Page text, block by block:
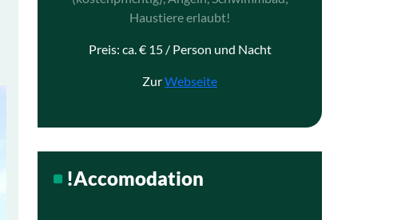
Haustiere erlaubt!
Preis: ca. € 15 / Person und Nacht
ZurWebseite
!Accomodation